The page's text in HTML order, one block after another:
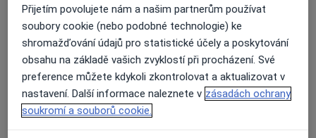
se otevře v nové záložce
Dostupnost
Na této adrese online kalendář není aktivní
Co mám v takové situaci udělat?
Způsoby platby (soukromé návštěvy)
Na teto adrese lékař přijímá pacienty na pojišťovnu
Přijetím povolujete nám a našim partnerům používat
soubory cookie (nebo podobné technologie) ke
shromažďování údajů pro statistické účely a poskytování
obsahu na základě vašich zvyklostí při procházení. Své
preference můžete kdykoli zkontrolovat a aktualizovat v
nastavení. Další informace naleznete v zásadách ochrany
soukromí a souborů cookie.